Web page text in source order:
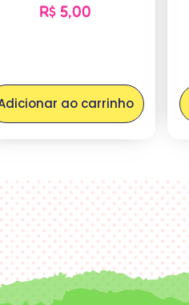
R$ 5,00
ao carrinho